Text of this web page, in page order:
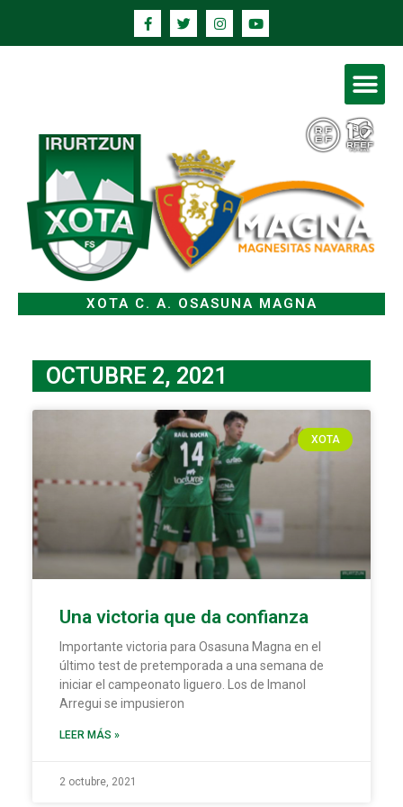
XOTA C. A. OSASUNA MAGNA
OCTUBRE 2, 2021
XOTA
Una victoria que da confianza
Importante victoria para Osasuna Magna en el
último test de pretemporada a una semana de
iniciar el campeonato liguero. Los de Imanol
Arregui se impusieron
LEER MÁS »
2 octubre, 2021